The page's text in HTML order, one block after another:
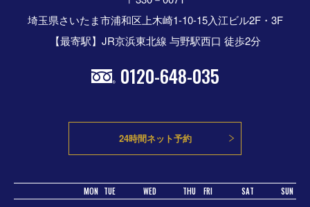
埼玉県さいたま市浦和区上木崎1-10-15入江ビル2F・3F
【最寄駅】JR京浜東北線 与野駅西口 徒歩2分
0120-648-035
24時間ネット予約
MON TUE WED THU FRI SAT SUN